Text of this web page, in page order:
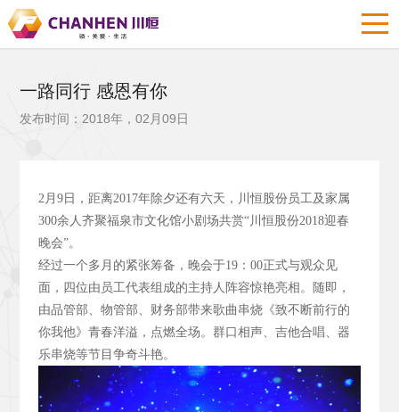
一路同行 感恩有你
发布时间：2018年，02月09日
2月9日，距离2017年除夕还有六天，川恒股份员工及家属
300余人齐聚福泉市文化馆小剧场共赏“川恒股份2018迎春
晚会”。
经过一个多月的紧张筹备，晚会于19：00正式与观众见
面，四位由员工代表组成的主持人阵容惊艳亮相。随即，
由品管部、物管部、财务部带来歌曲串烧《致不断前行的
你我他》青春洋溢，点燃全场。群口相声、吉他合唱、器
乐串烧等节目争奇斗艳。